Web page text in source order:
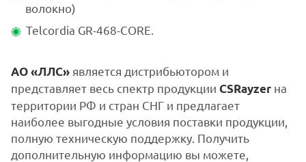
волокно)
Telcordia GR-468-CORE.
АО «ЛЛС» является дистрибьютором и
представляет весь спектр продукции CSRayzer на
территории РФ и стран СНГ и предлагает
наиболее выгодные условия поставки продукции,
полную техническую поддержку. Получить
дополнительную информацию вы можете,